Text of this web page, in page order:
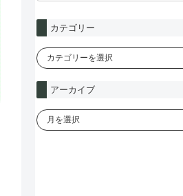
カテゴリー
アーカイブ